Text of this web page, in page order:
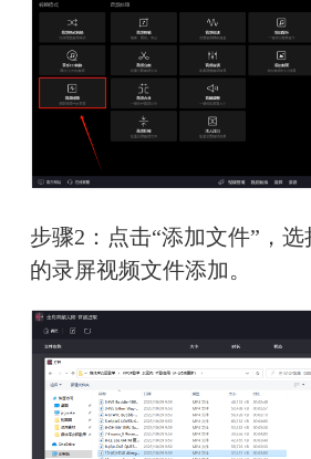
步骤2：点击“添加文件”，
的录屏视频文件添加。